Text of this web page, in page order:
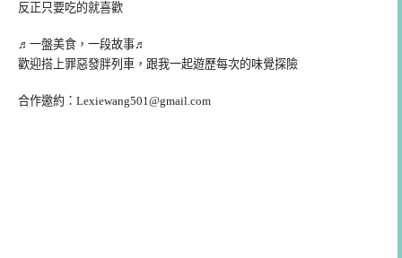
反正只要吃的就喜歡
♬一盤美食，一段故事♬
歡迎搭上罪惡發胖列車，跟我一起遊歷每次的味覺探險
合作邀約： Lexiewang501@gmail.com